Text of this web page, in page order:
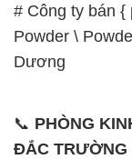
# Công ty bán {
Powder \
Dương
📞 PHÒNG
ĐẮC TRƯỜNG